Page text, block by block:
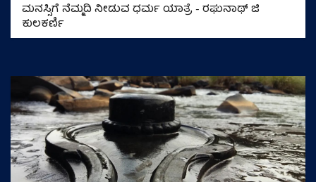
ಮನಸ್ಸಿಗೆ ನೆಮ್ಮದಿ ನೀಡುವ ಧರ್ಮ ಯಾತ್ರೆ - ರಘುನಾಥ್‌ ಜಿ
ಕುಲಕರ್ಣಿ